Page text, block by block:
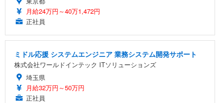
月給24万円～40万1,472円
正社員
ミドル応援 システムエンジニア 業務システム開発サポート
株式会社ワールドインテック ITソリューションズ
埼玉県
月給32万円～50万円
正社員